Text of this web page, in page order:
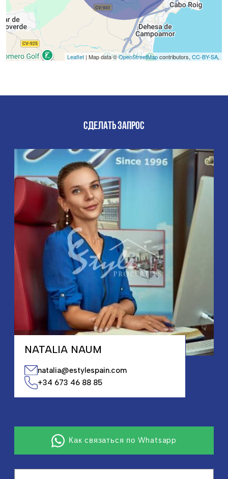
Leaflet | Map data ©OpenStreetMapcontributors, CC-BY-SA,
СДЕЛАТЬ ЗАПРОС
NATALIA NAUM
natalia@estylespain.com
+34 673 46 88 85
Как связаться по Whatsapp